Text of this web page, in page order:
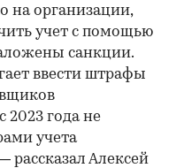
на организации,
учет с помощью
санкции.
ввести штрафы
2023 года не
учета
Алексей